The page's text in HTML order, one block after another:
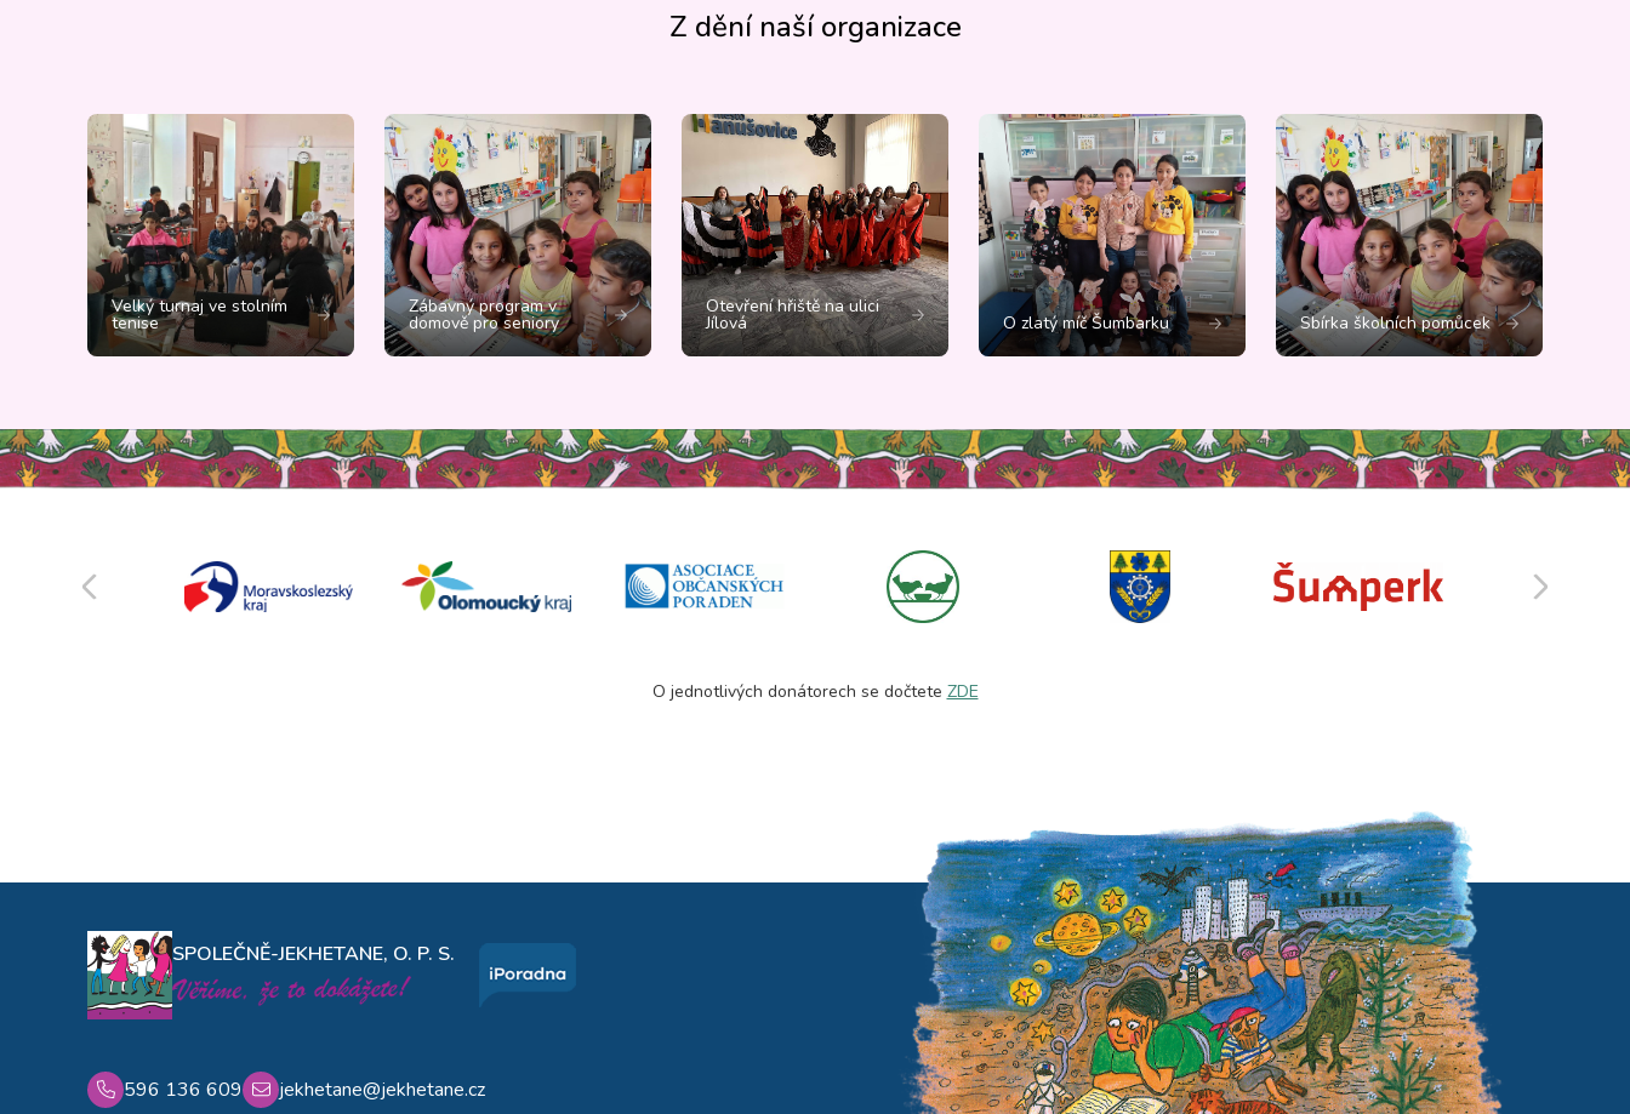
Z dění naší organizace
Velký turnaj ve stolním
tenise
Zábavný program v
domově pro seniory
Otevření hřiště na ulici
Jílová O zlatý míč Šumbarku Sbírka školních pomůcek
O jednotlivých donátorech se dočtete ZDE
SPOLEČNĚ-JEKHETANE, O. P. S.
596 136 609 jekhetane@jekhetane.cz